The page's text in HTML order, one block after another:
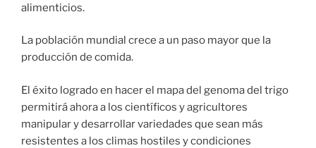
alimenticios.
La población mundial crece a un paso mayor que la
producción de comida.
El éxito logrado en hacer el mapa del genoma del trigo
permitirá ahora a los científicos y agricultores
manipular y desarrollar variedades que sean más
resistentes a los climas hostiles y condiciones